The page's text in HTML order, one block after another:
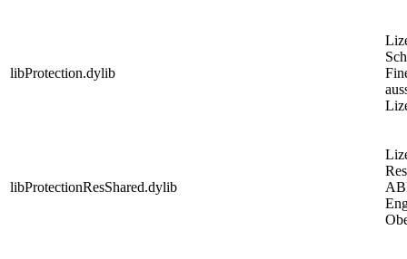
libProtection.dylib
libProtectionResShared.dylib